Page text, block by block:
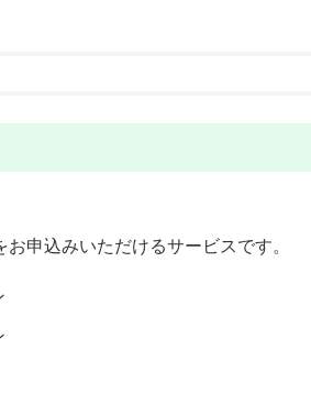
申込みいただけるサービスです。